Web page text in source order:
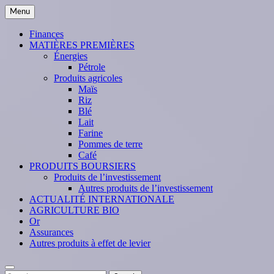
Skip
to
content
Menu
Finances
MATIÈRES PREMIÈRES
Énergies
Pétrole
Produits agricoles
Maïs
Riz
Blé
Lait
Farine
Pommes de terre
Café
PRODUITS BOURSIERS
Produits de l’investissement
Autres produits de l’investissement
ACTUALITÉ INTERNATIONALE
AGRICULTURE BIO
Or
Assurances
Autres produits à effet de levier
Search